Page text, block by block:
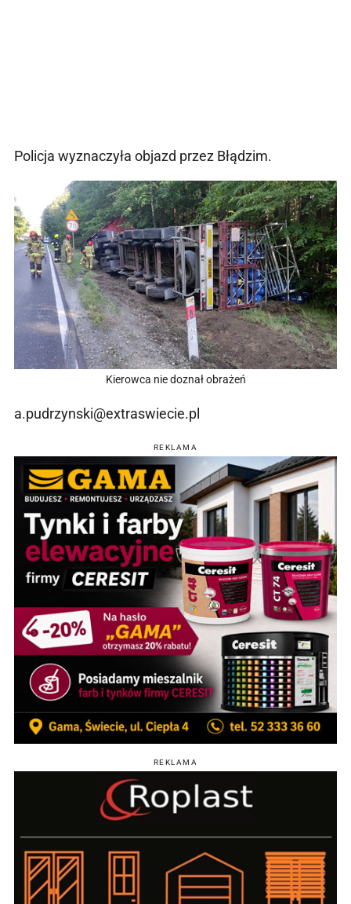
Policja wyznaczyła objazd przez Błądzim.
Kierowca nie doznał obrażeń
a.pudrzynski@extraswiecie.pl
REKLAMA
REKLAMA